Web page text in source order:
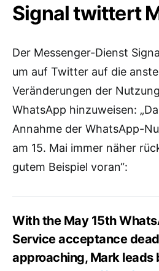
Signal twittert
Der Messenger-Dienst
um auf Twitter auf die
Veränderungen der
WhatsApp hinzuweisen:
Annahme der WhatsApp-
am 15. Mai immer näher
gutem Beispiel voran“:
With the May 15th
Service acceptance
approaching, Mark leads